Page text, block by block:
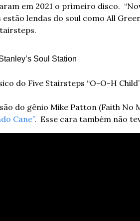
em 2021 o primeiro disco.
lendas do soul como All
Soul Station
do Five Stairsteps “O-O-H
do gênio Mike Patton (Faith No
Cane”.  Esse cara também não